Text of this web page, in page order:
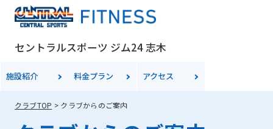
セントラルスポーツ ジム24 志木
施設紹介 料金プラン アクセス
クラブTOP クラブからのご案内